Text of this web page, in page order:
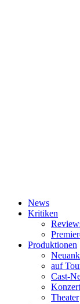
News
Kritiken
Produktionen
auf
Cast-
Theater